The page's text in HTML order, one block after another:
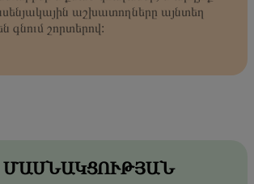
աշխատողները այնտեղ
շորտերով: